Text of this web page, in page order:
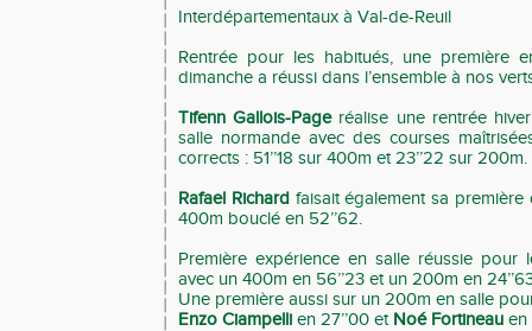
Interdépartementaux à Val-de-Reuil
Rentrée pour les habitués, une première
dimanche a réussi dans l’ensemble à nos
Tifenn Gallois-Pageréalise une rentrée
salle normande avec des courses
corrects : 51’’18 sur 400m et 23’’22 sur 200m.
Rafael Richard faisait également sa première
400m bouclé en 52’’62.
Première expérience en salle réussie
avec un 400m en 56’’23 et un 200m en
Une première aussi sur un 200m en salle
Enzo Ciampelli en 27’’00 et Noé Fortineau en